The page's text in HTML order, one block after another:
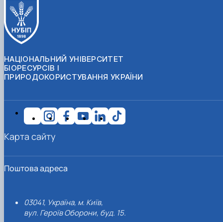
НАЦІОНАЛЬНИЙ УНІВЕРСИТЕТ
БІОРЕСУРСІВ І
ПРИРОДОКОРИСТУВАННЯ УКРАЇНИ
Поштова адреса
03041, Україна, м. Київ,
вул. Героїв Оборони, буд. 15.
Карта сайту